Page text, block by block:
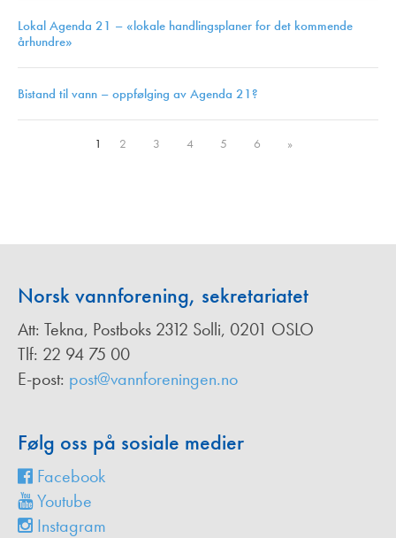
Lokal Agenda 21 – «lokale handlingsplaner for det kommende
århundre»
Bistand til vann – oppfølging av Agenda 21?
1 2 3 4 5 6 »
Norsk vannforening, sekretariatet
Att: Tekna, Postboks 2312 Solli, 0201 OSLO
Tlf: 22 94 75 00
E-post: post@vannforeningen.no
Følg oss på sosiale medier
Facebook
Youtube
Instagram